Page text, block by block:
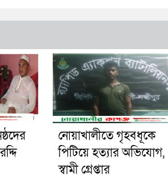
নোয়াখালীতে গৃহবধূকে
পিটিয়ে হত্যার অভিযোগ,
স্বামী গ্রেপ্তার